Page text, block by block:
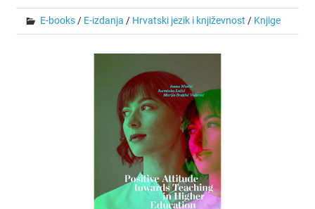
E-books/ E-izdanja / Hrvatski jezik i književnost / Knjige